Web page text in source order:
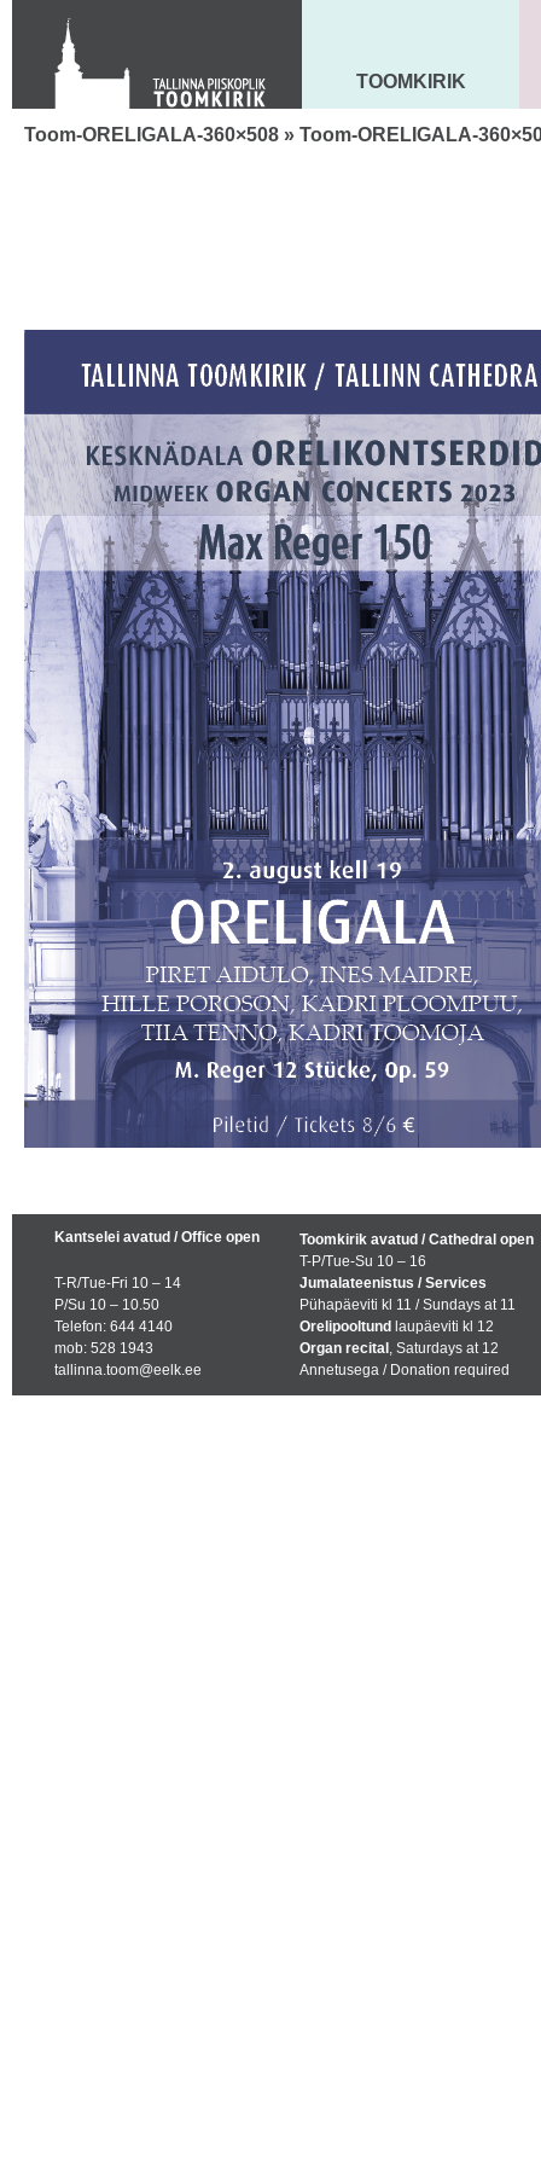
Toom-Kooli 6, 10130 TALLINN
tallinna.toom
+372 644 4140
MAARJA KIRIK
TOOMKIRIK
Toom-ORELIGALA-360×508 » Toom-ORELIGALA-
Kantselei avatud / Office open
T-R/Tue-Fri 10 – 14
P/Su 10 – 10.50
Telefon: 644 4140
mob: 528 1943
tallinna.toom@eelk.ee
Toomkirik avatud / Cathedral open
T-P/Tue-Su 10 – 16
Jumalateenistus / Services
Pühapäeviti kl 11 / Sundays at 11
Orelipooltund laupäeviti kl 12
Organ recital , Saturdays at 12
Annetusega / Donation required